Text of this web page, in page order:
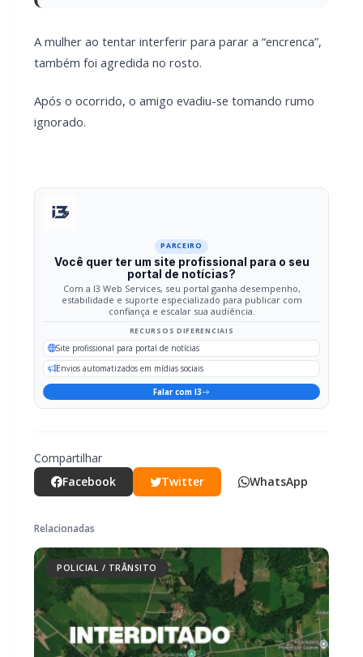
ignorado.
Você quer ter um site profissional para o seu
Com a I3 Web Services, seu portal ganha desempenho,
confiança e escalar sua audiência.
RECURSOS DIFERENCIAIS
Site profissional para portal de notícias
Envios automatizados em mídias sociais
Compartilhar
Facebook
Twitter WhatsApp
Relacionadas
POLICIAL / TRÂNSITO